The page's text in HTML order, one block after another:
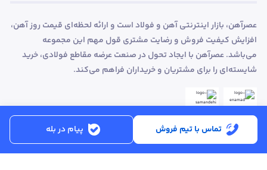
تماس با تیم فروش پیام در بله
عصرآهن، بازار اینترنتی آهن و فولاد است و ارائه لحظه‌ای قیمت روز آهن،
افزایش کیفیت فروش و رضایت مشتری قول مهم این مجموعه
می‌باشد. عصرآهن با ایجاد تحول در صنعت عرضه مقاطع فولادی، خرید
شایسته‌ای را برای مشتریان و خریداران فراهم می‌کند.
ساعت کاری:شنبه تا پنجشنبه از ساعت 8:30 تا 17:00